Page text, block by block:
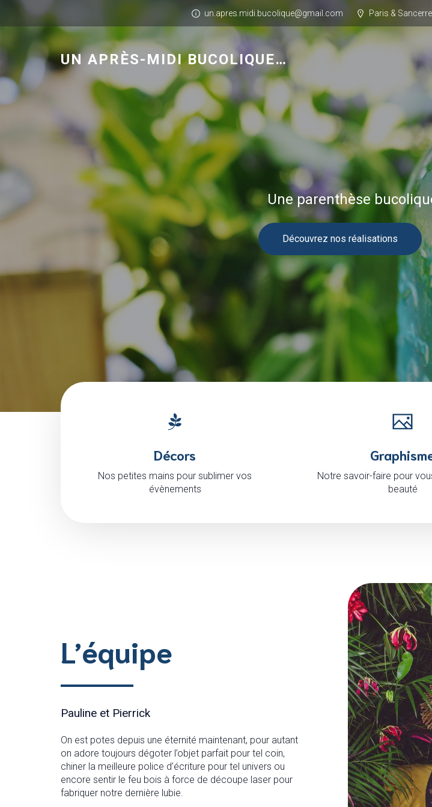
un.apres.midi.bucolique@gmail.com Paris & Sancerre
UN APRÈS-MIDI BUCOLIQUE…
Une parenthèse
Découvrez nos réalisations
Décors
Nos petites mains pour sublimer vos
évènements
Notre savoir-faire pour
beauté
L’équipe
Pauline et Pierrick
On est potes depuis une éternité maintenant, pour autant
on adore toujours dégoter l’objet parfait pour tel coin,
chiner la meilleure police d’écriture pour tel univers ou
encore sentir le feu bois à force de découpe laser pour
fabriquer notre dernière lubie.